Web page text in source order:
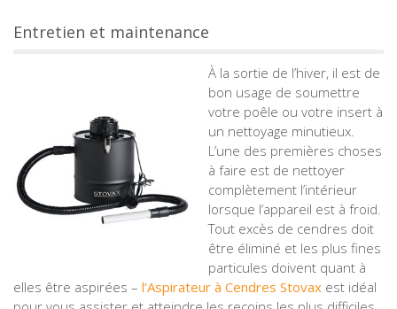
Entretien et maintenance
À la sortie de l’hiver, il est de
bon usage de soumettre
votre poêle ou votre insert à
un nettoyage minutieux.
L’une des premières choses
à faire est de nettoyer
complètement l’intérieur
lorsque l’appareil est à froid.
Tout excès de cendres doit
être éliminé et les plus fines
particules doivent quant à
elles être aspirées – l’Aspirateur à Cendres Stovax est idéal